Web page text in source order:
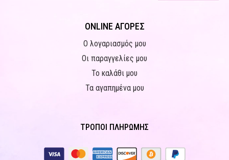
ONLINE ΑΓΟΡΕΣ
Ο λογαριασμός μου
Οι παραγγελίες μου
Το καλάθι μου
Τα αγαπημένα μου
ΤΡΟΠΟΙ ΠΛΗΡΩΜΗΣ